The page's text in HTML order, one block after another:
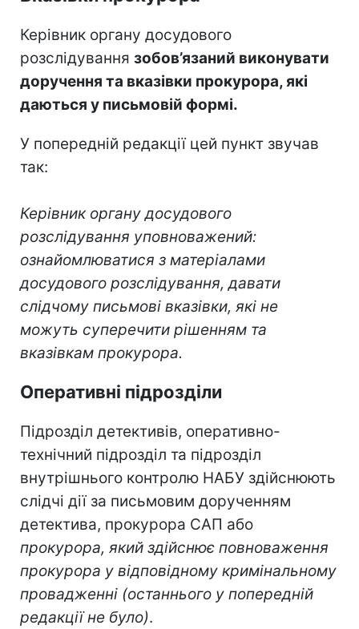
Керівник органу досудового
розслідування зобов’язаний виконувати
доручення та вказівки прокурора, які
даються у письмовій формі.
У попередній редакції цей пункт звучав
так:
Керівник органу досудового
розслідування уповноважений:
ознайомлюватися з матеріалами
досудового розслідування, давати
слідчому письмові вказівки, які не
можуть суперечити рішенням та
вказівкам прокурора.
Оперативні підрозділи
Підрозділ детективів, оперативно-
технічний підрозділ та підрозділ
внутрішнього контролю НАБУ здійснюють
слідчі дії за письмовим дорученням
детектива, прокурора САП або
прокурора, який здійснює повноваження
прокурора у відповідному кримінальному
провадженні (останнього у попередній
редакції не було).